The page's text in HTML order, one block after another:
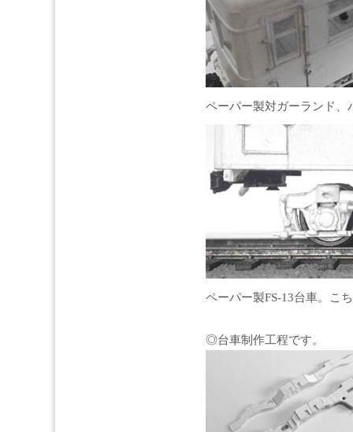
ペーパー製対ガーランド、
ペーパー製FS-13台車。こ
◎台車制作工程です。